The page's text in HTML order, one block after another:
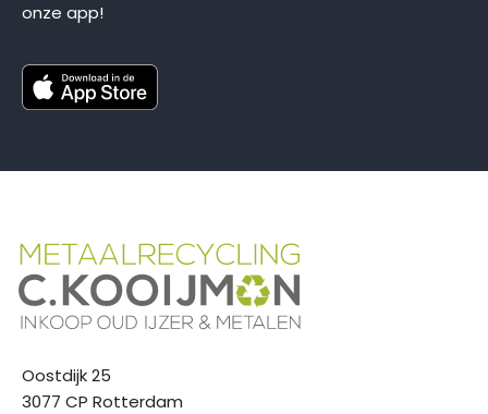
onze app!
Oostdijk 25
3077 CP Rotterdam